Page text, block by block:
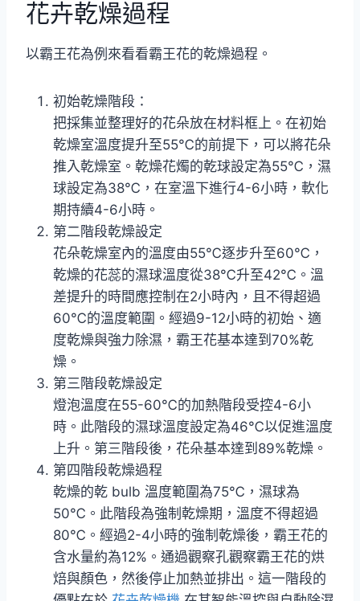
花卉乾燥過程
以霸王花為例來看看霸王花的乾燥過程。
初始乾燥階段：
把採集並整理好的花朵放在材料框上。在初始
乾燥室溫度提升至55℃的前提下，可以將花朵
推入乾燥室。乾燥花燭的乾球設定為55℃，濕
球設定為38℃，在室溫下進行4-6小時，軟化
期持續4-6小時。
第二階段乾燥設定
花朵乾燥室內的溫度由55℃逐步升至60℃，
乾燥的花蕊的濕球溫度從38℃升至42℃。溫
差提升的時間應控制在2小時內，且不得超過
60℃的溫度範圍。經過9-12小時的初始、適
度乾燥與強力除濕，霸王花基本達到70%乾
燥。
第三階段乾燥設定
燈泡溫度在55-60℃的加熱階段受控4-6小
時。此階段的濕球溫度設定為46℃以促進溫度
上升。第三階段後，花朵基本達到89%乾燥。
第四階段乾燥過程
乾燥的乾 bulb 溫度範圍為75℃，濕球為
50℃。此階段為強制乾燥期，溫度不得超過
80℃。經過2-4小時的強制乾燥後，霸王花的
含水量約為12%。通過觀察孔觀察霸王花的烘
焙與顏色，然後停止加熱並排出。這一階段的